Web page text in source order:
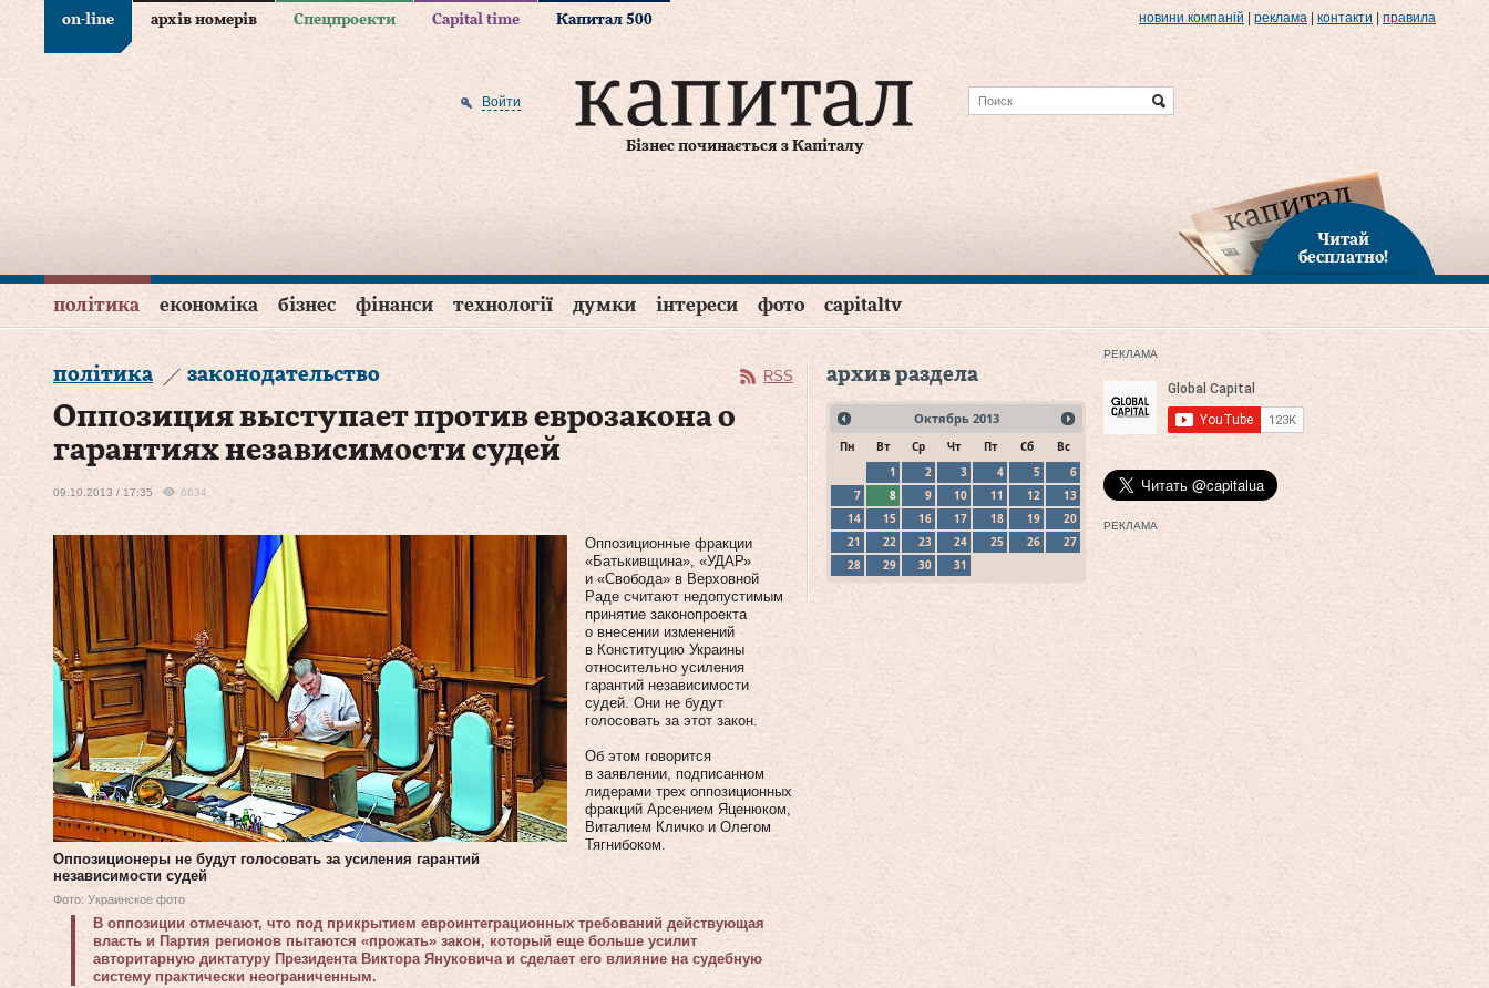
on-line архів номерів Спецпроекти Capital time Капитал 500 новини компаній реклама контакти правила
Бізнес починається з Капіталу
Войти
Читай
бесплатно!
політика економіка бізнес фінанси технології думки інтереси фото capitaltv
політика законодательство RSS
Оппозиция выступает против еврозакона о
гарантиях независимости судей
09.10.2013 / 17:35 6634
Оппозиционеры не будут голосовать за усиления гарантий
независимости судей
Фото: Украинское фото
Оппозиционные фракции
«Батькивщина», «УДАР»
и «Свобода» в Верховной
Раде считают недопустимым
принятие законопроекта
о внесении изменений
в Конституцию Украины
относительно усиления
гарантий независимости
судей. Они не будут
голосовать за этот закон.
Об этом говорится
в заявлении, подписанном
лидерами трех оппозиционных
фракций Арсением Яценюком,
Виталием Кличко и Олегом
Тягнибоком.
В оппозиции отмечают, что под прикрытием евроинтеграционных требований действующая
власть и Партия регионов пытаются «прожать» закон, который еще больше усилит
авторитарную диктатуру Президента Виктора Януковича и сделает его влияние на судебную
систему практически неограниченным.
архив раздела
Октябрь 2013
Пн Вт Ср Чт Пт Сб
Вс
1
2 3 4 5
6
7
8 9 10 11 12
13
14
15 16 17 18 19
20
21
22 23 24 25 26
27
28
29 30 31
РЕКЛАМА
РЕКЛАМА